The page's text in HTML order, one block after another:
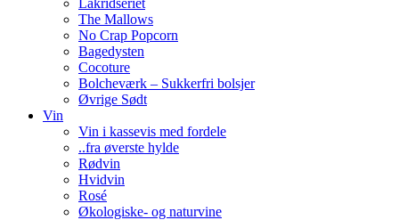
The Mallows
No Crap Popcorn
Bagedysten
Cocoture
Bolcheværk – Sukkerfri bolsjer
Øvrige Sødt
Vin
Vin i kassevis med fordele
..fra øverste hylde
Rødvin
Hvidvin
Rosé
Økologiske- og naturvine